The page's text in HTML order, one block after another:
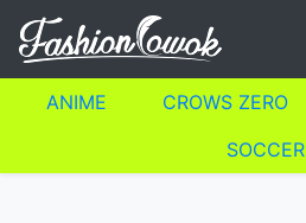
ANIME CROWS ZERO
SOCCER